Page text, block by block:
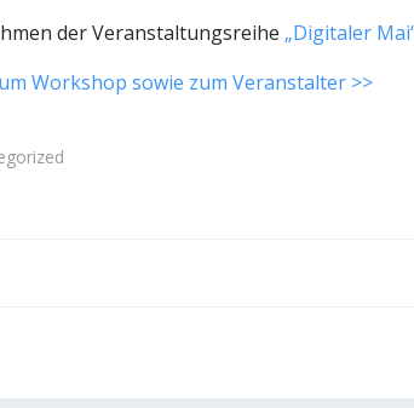
der Veranstaltungsreihe „Digitaler
Workshop sowie zum Veranstalter >>